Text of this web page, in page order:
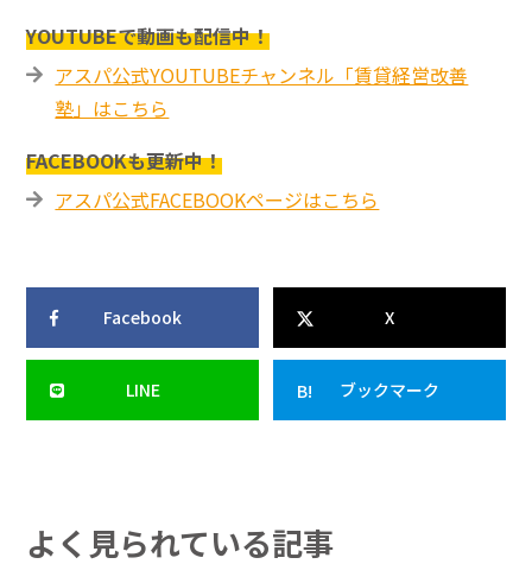
YOUTUBEで動画も配信中！
アスパ公式YOUTUBEチャンネル「賃貸経営改善
塾」はこちら
FACEBOOKも更新中！
アスパ公式FACEBOOKページはこちら
Facebook X
LINE ブックマーク
よく見られている記事